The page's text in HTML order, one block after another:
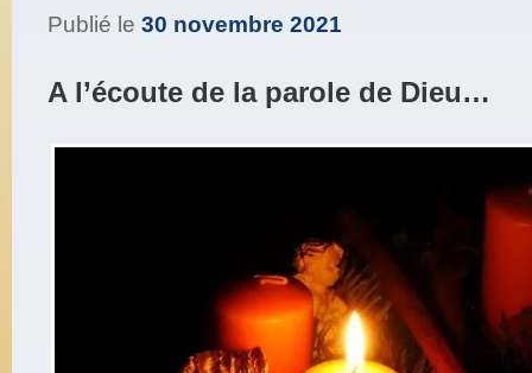
principal
secondaire
Publié le 30 novembre 2021
A l’écoute de la parole de Dieu…